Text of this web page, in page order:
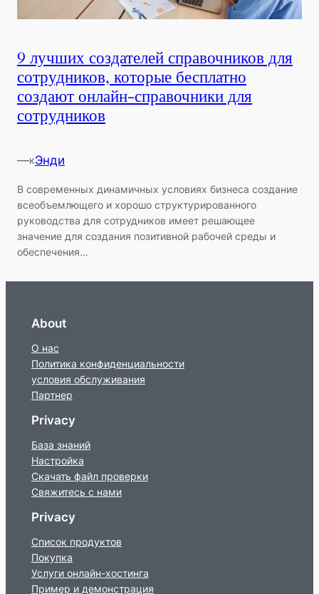
9 лучших создателей справочников для
сотрудников, которые бесплатно
создают онлайн-справочники для
сотрудников
—кЭнди
В современных динамичных условиях бизнеса создание
всеобъемлющего и хорошо структурированного
руководства для сотрудников имеет решающее
значение для создания позитивной рабочей среды и
обеспечения…
About
О нас
Политика конфиденциальности
условия обслуживания
Партнер
Privacy
База знаний
Настройка
Скачать файл проверки
Свяжитесь с нами
Privacy
Список продуктов
Покупка
Услуги онлайн-хостинга
Пример и демонстрация